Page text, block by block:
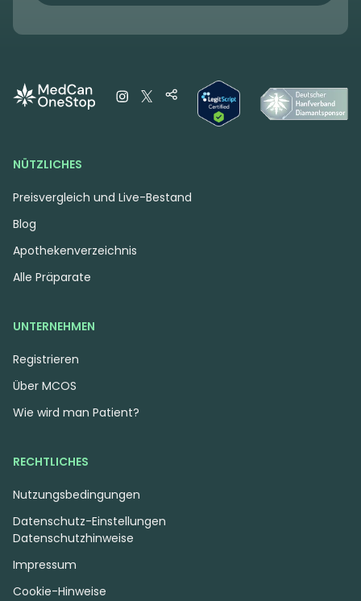
NÜTZLICHES
Preisvergleich und Live-Bestand
Blog
Apothekenverzeichnis
Alle Präparate
UNTERNEHMEN
Registrieren
Über MCOS
Wie wird man Patient?
RECHTLICHES
Nutzungsbedingungen
Datenschutzhinweise
Impressum
Cookie-Hinweise
Datenschutz-Einstellungen